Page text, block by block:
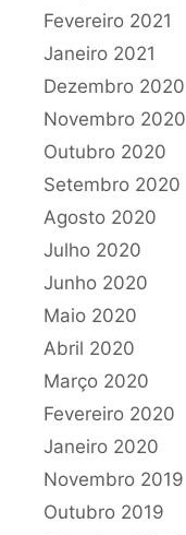
Fevereiro 2021
Janeiro 2021
Dezembro 2020
Novembro 2020
Outubro 2020
Setembro 2020
Agosto 2020
Julho 2020
Junho 2020
Maio 2020
Abril 2020
Março 2020
Fevereiro 2020
Janeiro 2020
Novembro 2019
Outubro 2019